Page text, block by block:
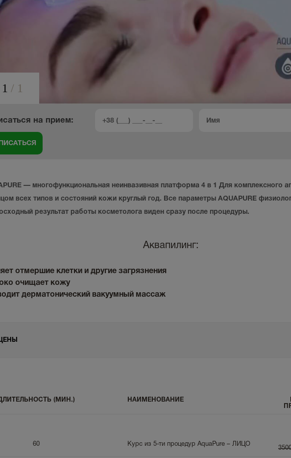
1 / 1
на прием:
— многофункциональная неинвазивная платформа 4 в 1 Для комплексного
всех типов и состояний кожи круглый год. Все параметры AQUAPURE
результат работы косметолога виден сразу после процедуры.
Аквапилинг:
отмершие клетки и другие загрязнения
очищает кожу
дерматонический вакуумный массаж
(МИН.) НАИМЕНОВАНИЕ
60 Курс из 5-ти процедур AquaPure – ЛИЦО